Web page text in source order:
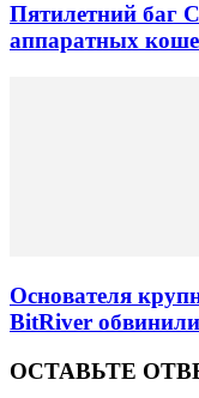
Пятилетний баг
аппаратных
Основателя
BitRiver
ОСТАВЬТЕ